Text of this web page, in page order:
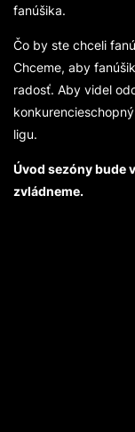
fanúšika.
Čo by ste chceli
Chceme, aby
radosť. Aby videl
ligu.
Úvod sezóny bude
zvládneme.